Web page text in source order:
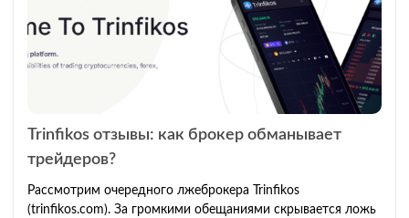
Trinfikos отзывы: как брокер обманывает
трейдеров?
Рассмотрим очередного лжеброкера Trinfikos
(trinfikos.com). За громкими обещаниями скрывается ложь